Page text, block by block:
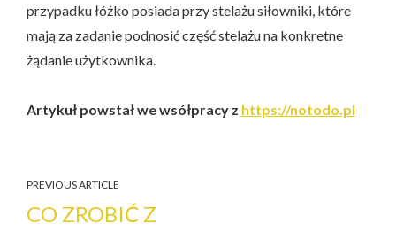
przypadku łóżko posiada przy stelażu siłowniki, które
mają za zadanie podnosić część stelażu na konkretne
żądanie użytkownika.
Artykuł powstał we wsółpracy z https://notodo.pl
PREVIOUS ARTICLE
CO ZROBIĆ Z